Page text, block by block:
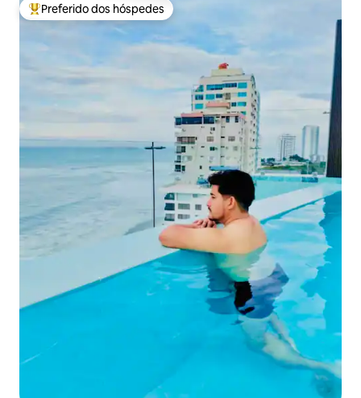
Entre os melhores preferidos dos hóspedes
Preferido dos hóspedes